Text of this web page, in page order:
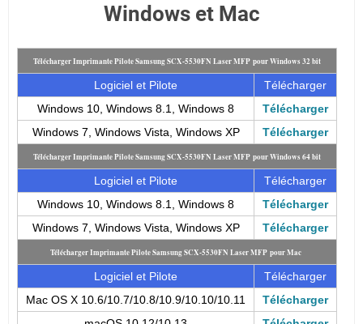
Windows et Mac
Télécharger Imprimante Pilote Samsung SCX-5530FN Laser MFP pour Windows 32 bit
Logiciel et Pilote
Télécharger
Windows 10, Windows 8.1, Windows 8
Télécharger
Windows 7, Windows Vista, Windows XP
Télécharger
Télécharger Imprimante Pilote Samsung SCX-5530FN Laser MFP pour Windows 64 bit
Logiciel et Pilote
Télécharger
Windows 10, Windows 8.1, Windows 8
Télécharger
Windows 7, Windows Vista, Windows XP
Télécharger
Télécharger Imprimante Pilote Samsung SCX-5530FN Laser MFP pour Mac
Logiciel et Pilote
Télécharger
Mac OS X 10.6/10.7/10.8/10.9/10.10/10.11
Télécharger